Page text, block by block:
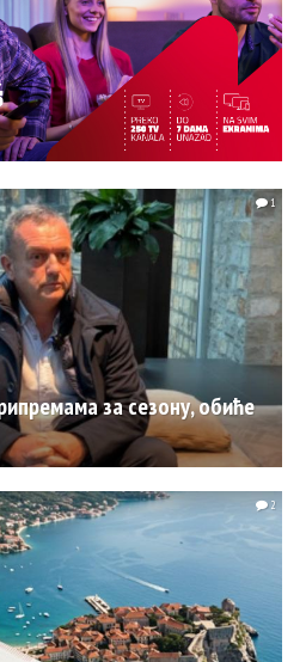
за сезону, обиће
1
2